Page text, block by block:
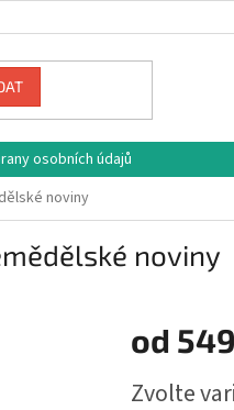
osobních údajů
noviny
noviny
od
cena:
Zvolte